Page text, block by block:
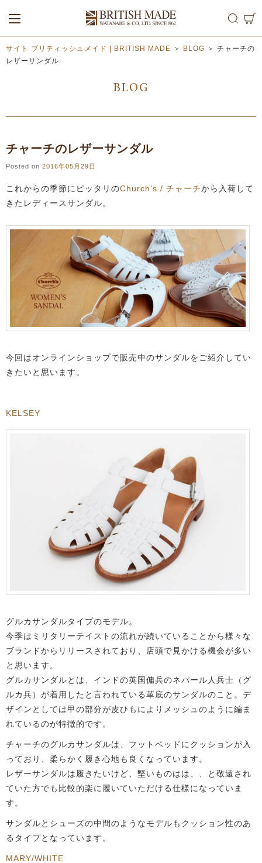
ALL MEN
WOMEN
サイト ブリティッシュメイド | BRITISH MADE ＞ BLOG ＞ チャーチの
レザーサンダル
BLOG
チャーチのレザーサンダル
Posted on 2016年05月29日
これからの季節にピッタリのChurch’s / チャーチから入荷して
きたレディースサンダル。
今回はオンラインショップで販売中のサンダルをご紹介してい
きたいと思います。
KELSEY
グルカサンダルタイプのモデル。
今季はミリタリーテイストの流れが続いていることから様々な
ブランドからリリースされており、店頭で見かける機会が多い
と思います。
グルカサンダルとは、インドの英国傭兵のネパール人兵士（グ
ルカ兵）が着用したと言われている革底のサンダルのこと。デ
ザインとしては甲の部分が皮ひもによりメッシュのように編ま
れているのが特徴的です。
チャーチのグルカサンダルは、フットベッドにクッションが入
っており、柔らかく履き心地も良くなっています。
レザーサンダルは履きたいけど、堅いものはは、、と敬遠され
ていた方でも比較的楽に履いていただける仕様になっていま
す。
サンダルとシューズの中間のようなモデルもクッション性のあ
るタイプとなっています。
MARY/WHITE